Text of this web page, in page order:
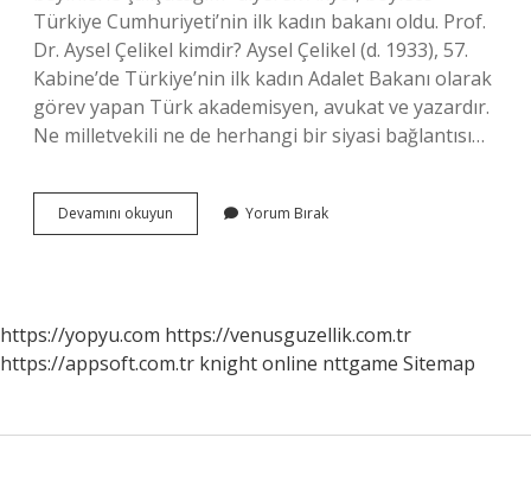
Türkiye Cumhuriyeti’nin ilk kadın bakanı oldu. Prof.
Dr. Aysel Çelikel kimdir? Aysel Çelikel (d. 1933), 57.
Kabine’de Türkiye’nin ilk kadın Adalet Bakanı olarak
görev yapan Türk akademisyen, avukat ve yazardır.
Ne milletvekili ne de herhangi bir siyasi bağlantısı…
Devamını okuyun
Kadın
Yorum Bırak
https://yopyu.com https://venusguzellik.com.tr
https://appsoft.com.tr knight online nttgame Sitemap